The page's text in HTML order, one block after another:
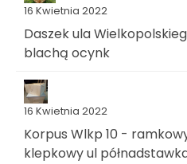
16 Kwietnia 2022
Daszek ula
blachą ocynk
16 Kwietnia 2022
Korpus Wlkp 10 -
klepkowy ul